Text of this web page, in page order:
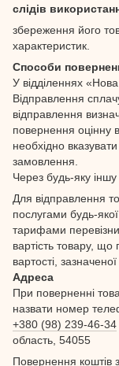
слідів
збереження його
характеристик.
Способи
У відділеннях
Відправлення
відправлення
повернення оцінну
необхідно
замовлення.
Через будь-яку
Для відправлення
послугами будь-
тарифами
вартість товару, що
вартості,
Адреса
При поверненні
назвати номер
+380 (98) 239-46-34
область, 54055
Повернення коштів